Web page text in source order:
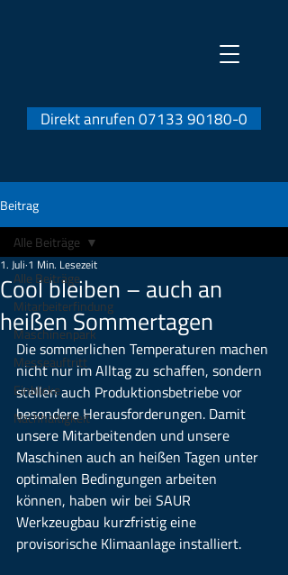
Direkt anrufen 07133 90180-0
Beitrag
Alle Beiträge
Mitarbeiterfindung
Maschinenpark
Messeauftritt
Einblicke
Nachhaltigkeit
Alle Beiträge
Cool bleiben – auch an
heißen Sommertagen
1. Juli 1 Min. Lesezeit
Die sommerlichen Temperaturen machen
nicht nur im Alltag zu schaffen, sondern
stellen auch Produktionsbetriebe vor
besondere Herausforderungen. Damit
unsere Mitarbeitenden und unsere
Maschinen auch an heißen Tagen unter
optimalen Bedingungen arbeiten
können, haben wir bei SAUR
Werkzeugbau kurzfristig eine
provisorische Klimaanlage installiert.